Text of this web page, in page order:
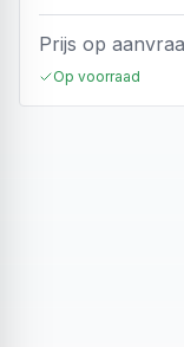
Prijs op
Op voorraad